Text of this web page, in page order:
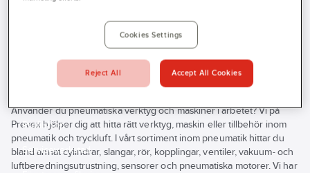
Profilshop
Serviceverkstad
Sensorer och vakter
Använder du pneumatiska verktyg och maskiner i arbetet? Vi på
Prevex hjälper dig att hitta rätt verktyg, maskin eller tillbehör inom
pneumatik och tryckluft. I vårt sortiment inom pneumatik hittar du
bland annat cylindrar, slangar, rör, kopplingar, ventiler, vakuum- och
luftberedningsutrustning, sensorer och pneumatiska motorer. Vi har
Cookies Settings
Reject All Accept All Cookies